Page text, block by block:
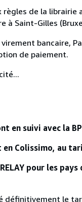
de la librairie
à Saint-Gilles
bancaire,
de paiement.
en suivi avec la
en Colissimo, au
pour les
définitivement le